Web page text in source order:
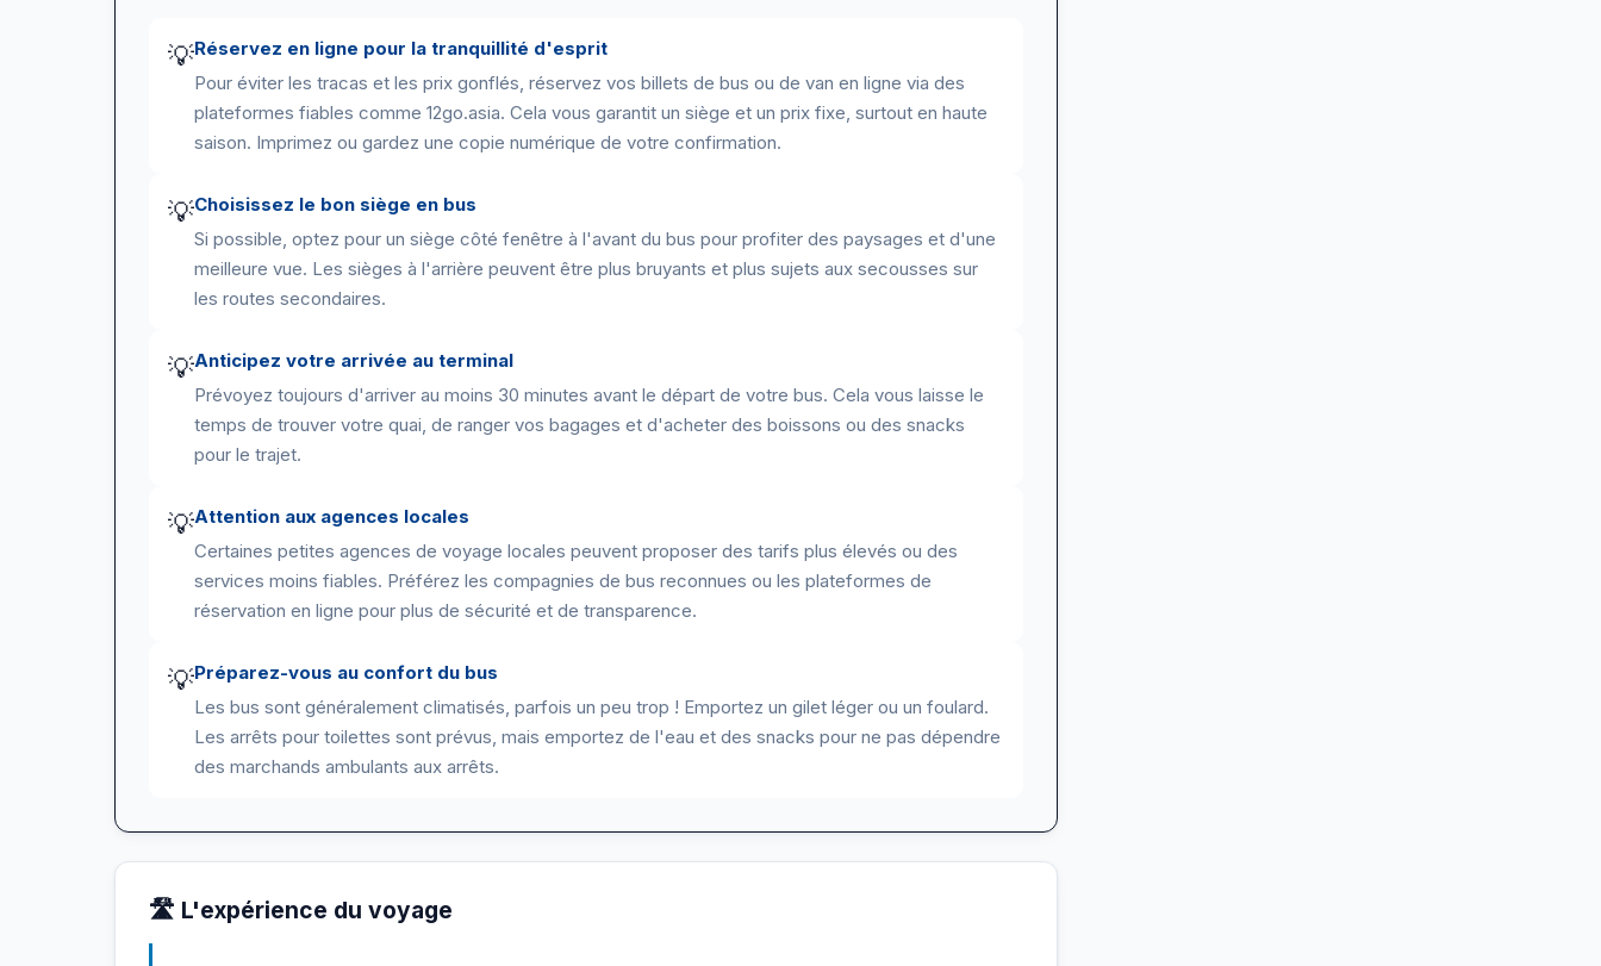
💡Réservez en ligne pour la tranquillité d'esprit
Pour éviter les tracas et les prix gonflés, réservez vos billets de bus ou de van en ligne via des
plateformes fiables comme 12go.asia. Cela vous garantit un siège et un prix fixe, surtout en haute
saison. Imprimez ou gardez une copie numérique de votre confirmation.
💡Choisissez le bon siège en bus
Si possible, optez pour un siège côté fenêtre à l'avant du bus pour profiter des paysages et d'une
meilleure vue. Les sièges à l'arrière peuvent être plus bruyants et plus sujets aux secousses sur
les routes secondaires.
💡Anticipez votre arrivée au terminal
Prévoyez toujours d'arriver au moins 30 minutes avant le départ de votre bus. Cela vous laisse le
temps de trouver votre quai, de ranger vos bagages et d'acheter des boissons ou des snacks
pour le trajet.
💡Attention aux agences locales
Certaines petites agences de voyage locales peuvent proposer des tarifs plus élevés ou des
services moins fiables. Préférez les compagnies de bus reconnues ou les plateformes de
réservation en ligne pour plus de sécurité et de transparence.
💡Préparez-vous au confort du bus
Les bus sont généralement climatisés, parfois un peu trop ! Emportez un gilet léger ou un foulard.
Les arrêts pour toilettes sont prévus, mais emportez de l'eau et des snacks pour ne pas dépendre
des marchands ambulants aux arrêts.
🛣️ L'expérience du voyage